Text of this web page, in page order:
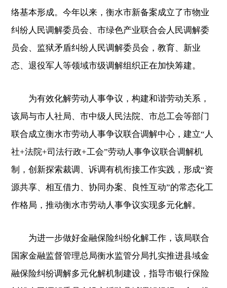
络基本形成。今年以来，衡水市新备案成立了市物业
纠纷人民调解委员会、市绿色产业联合会人民调解委
员会、监狱矛盾纠纷人民调解委员会，教育、新业
态、退役军人等领域市级调解组织正在加快筹建。
为有效化解劳动人事争议，构建和谐劳动关系，
该局与市人社局、市中级人民法院、市总工会等部门
联合成立衡水市劳动人事争议联合调解中心，建立“人
社+法院+司法行政+工会”劳动人事争议联合调解机
制，创新探索裁调、诉调有机衔接工作实践，形成“资
源共享、相互借力、协同办案、良性互动”的常态化工
作格局，推动衡水市劳动人事争议实现多元化解。
为进一步做好金融保险纠纷化解工作，该局联合
国家金融监督管理总局衡水监管分局扎实推进县域金
融保险纠纷调解多元化解机制建设，指导市银行保险